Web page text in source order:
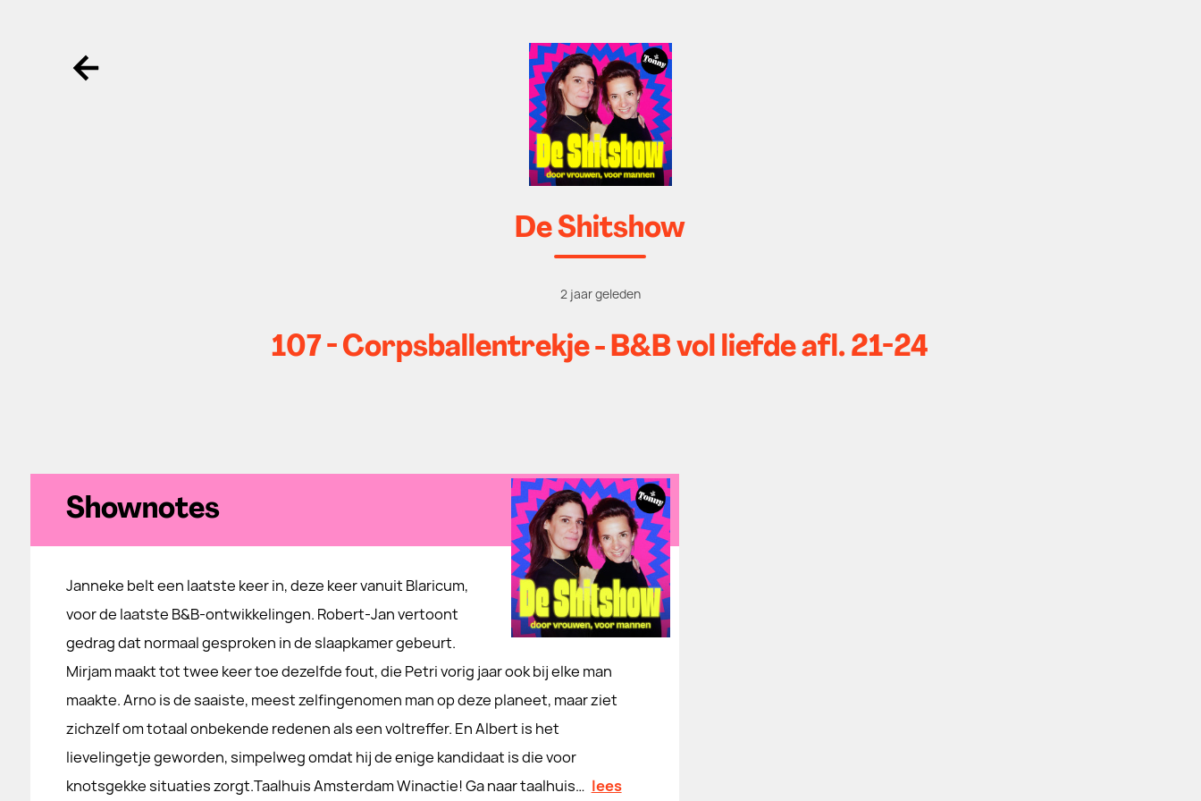
Ga terug
De Shitshow
2 jaar geleden
107 - Corpsballentrekje - B&B vol liefde afl. 21-24
Shownotes
Janneke belt een laatste keer in, deze keer vanuit Blaricum,
voor de laatste B&B-ontwikkelingen. Robert-Jan vertoont
gedrag dat normaal gesproken in de slaapkamer gebeurt.
Mirjam maakt tot twee keer toe dezelfde fout, die Petri vorig jaar ook bij elke man
maakte. Arno is de saaiste, meest zelfingenomen man op deze planeet, maar ziet
zichzelf om totaal onbekende redenen als een voltreffer. En Albert is het
lievelingetje geworden, simpelweg omdat hij de enige kandidaat is die voor
knotsgekke situaties zorgt.Taalhuis Amsterdam Winactie! Ga naar taalhuis… lees